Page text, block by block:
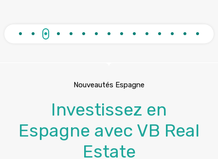
Nouveautés Espagne
Investissez en
Espagne avec VB Real
Estate